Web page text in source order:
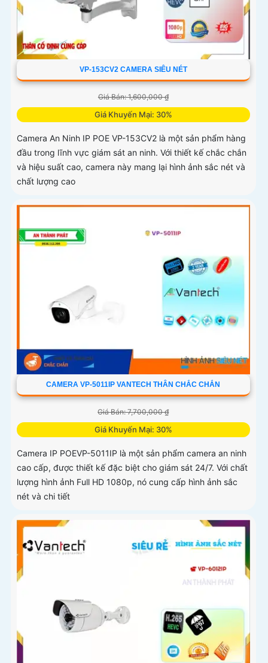
VP-153CV2 CAMERA SIÊU NÉT
Giá Bán: 1,600,000 ₫
Giá Khuyến Mại: 30%
Camera An Ninh IP POE VP-153CV2 là một sản phẩm hàng
đầu trong lĩnh vực giám sát an ninh. Với thiết kế chắc chắn
và hiệu suất cao, camera này mang lại hình ảnh sắc nét và
chất lượng cao
CAMERA VP-5011IP VANTECH THÂN CHẮC CHẮN
Giá Bán: 7,700,000 ₫
Giá Khuyến Mại: 30%
Camera IP POEVP-5011IP là một sản phẩm camera an ninh
cao cấp, được thiết kế đặc biệt cho giám sát 24/7. Với chất
lượng hình ảnh Full HD 1080p, nó cung cấp hình ảnh sắc
nét và chi tiết